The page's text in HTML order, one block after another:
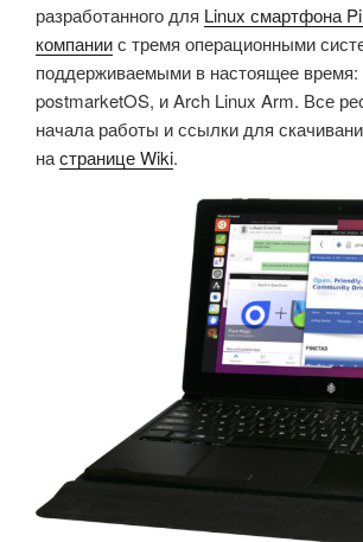
разработанного для Linux смартфона
компаниис тремя операционными
поддерживаемыми в настоящее время:
postmarketOS, и Arch Linux Arm. Все
начала работы и ссылки для
настранице Wiki.